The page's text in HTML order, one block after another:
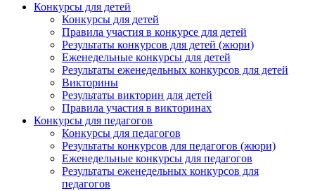
Конкурсы для детей
Конкурсы для детей
Правила участия в конкурсе для детей
Результаты конкурсов для детей (жюри)
Еженедельные конкурсы для детей
Результаты еженедельных конкурсов для детей
Викторины
Результаты викторин для детей
Правила участия в викторинах
Конкурсы для педагогов
Конкурсы для педагогов
Результаты конкурсов для педагогов (жюри)
Еженедельные конкурсы для педагогов
Результаты еженедельных конкурсов для
педагогов